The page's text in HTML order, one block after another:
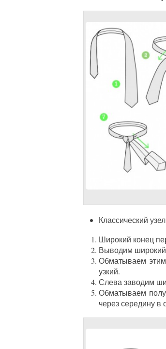
Классический
Широкий конец
Выводим широкий
Обматываем этим
узкий.
Слева заводим
Обматываем
через середину